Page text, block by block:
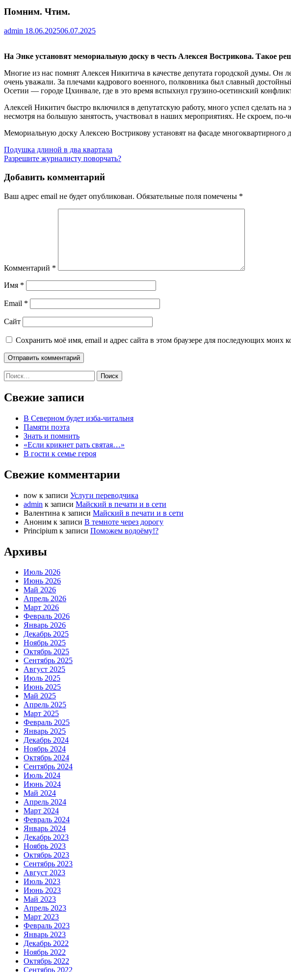
Помним. Чтим.
admin 18.06.202506.07.2025
На Энке установят мемориальную доску в честь Алексея Вострикова. Такое
Многие из нас помнят Алексея Никитича в качестве депутата городской думы. Он
очень уважали. За плечами кадрового военного, полковника был славный
Осетии — городе Цхинвале, где в это время вспыхнул грузино-осетинский
Алексей Никитич быстро включился в депутатскую работу, много успел сделать
несмотря на большую занятость, участвовал в наших мероприятиях. Не скроем,
Мемориальную доску Алексею Вострикову установят на фасаде многоквартирного
Навигация
по
записям
Подушка длиной в два квартала
Разрешите журналисту поворчать?
Добавить комментарий
Ваш адрес email не будет опубликован. Обязательные поля помечены *
Комментарий *
Имя *
Email *
Сайт
Сохранить моё имя, email и адрес сайта в этом браузере для последующих моих
Найти:
Свежие записи
В Северном будет изба-читальня
Памяти поэта
Знать и помнить
«Если крикнет рать святая…»
В гости к семье героя
Свежие комментарии
now к записи Услуги переводчика
admin к записи Майский в печати и в сети
Валентина к записи Майский в печати и в сети
Аноним к записи В темноте через дорогу
Principium к записи Поможем водоёму!?
Архивы
Июль 2026
Июнь 2026
Май 2026
Апрель 2026
Март 2026
Февраль 2026
Январь 2026
Декабрь 2025
Ноябрь 2025
Октябрь 2025
Сентябрь 2025
Август 2025
Июль 2025
Июнь 2025
Май 2025
Апрель 2025
Март 2025
Февраль 2025
Январь 2025
Декабрь 2024
Ноябрь 2024
Октябрь 2024
Сентябрь 2024
Июль 2024
Июнь 2024
Май 2024
Апрель 2024
Март 2024
Февраль 2024
Январь 2024
Декабрь 2023
Ноябрь 2023
Октябрь 2023
Сентябрь 2023
Август 2023
Июль 2023
Июнь 2023
Май 2023
Апрель 2023
Март 2023
Февраль 2023
Январь 2023
Декабрь 2022
Ноябрь 2022
Октябрь 2022
Сентябрь 2022